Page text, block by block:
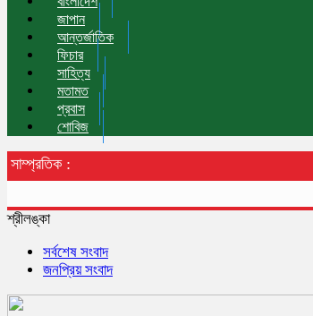
জাপান
আন্তর্জাতিক
ফিচার
সাহিত্য
মতামত
প্রবাস
শোবিজ
সাম্প্রতিক :
শ্রীলঙ্কা
সর্বশেষ সংবাদ
জনপ্রিয় সংবাদ